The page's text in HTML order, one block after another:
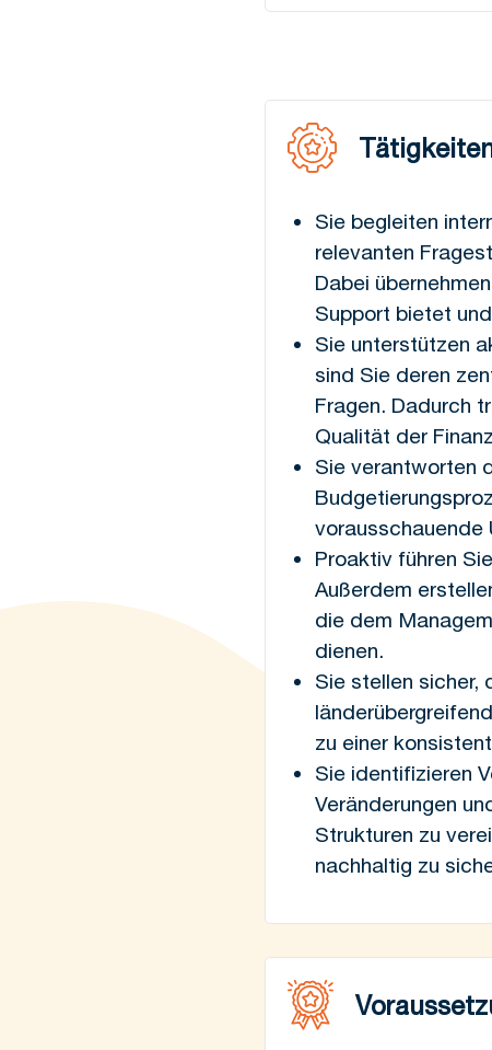
Sie begleiten
relevanten
Dabei
Support bietet
Sie unterstützen
sind Sie deren
Fragen. Dadurch
Qualität der
Sie verantworten
vorausschauende
Proaktiv führen
Außerdem
die dem
dienen.
Sie stellen sicher,
zu einer
Sie identifizieren
Veränderungen
Strukturen zu
nachhaltig zu